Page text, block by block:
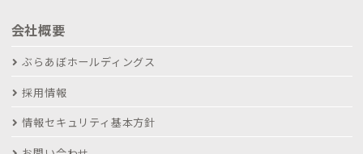
会社概要
ぶらあぼホールディングス
採用情報
情報セキュリティ基本方針